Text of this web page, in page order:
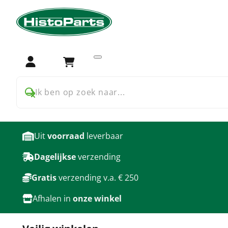
Login Winkelwagen
Ik ben op zoek naar...
Home Auto onderdelen
Uitvoorraad leverbaar
Dagelijkseverzending
Gratisverzending v.a. € 250
Afhalen in onze winkel